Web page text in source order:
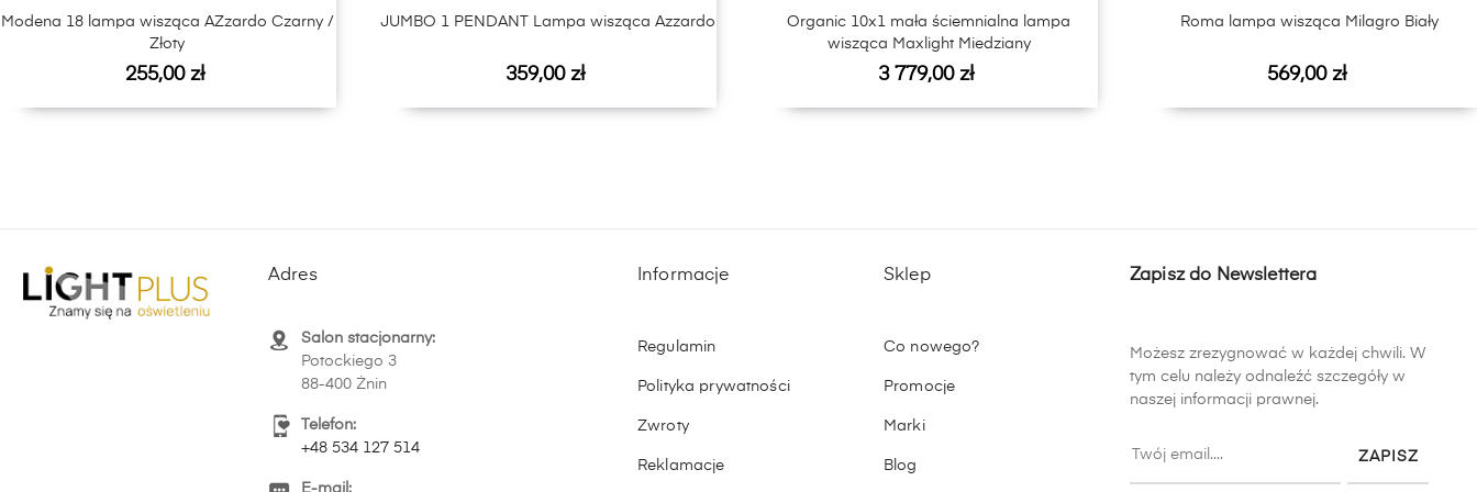
Modena 18 lampa wisząca AZzardo Czarny /
Złoty
Cena
255,00 zł
JUMBO 1 PENDANT Lampa wisząca Azzardo
Cena
359,00 zł
Organic 10x1 mała ściemnialna lampa
wisząca Maxlight Miedziany
Cena
3 779,00 zł
Roma lampa wisząca Milagro Biały
Cena
569,00 zł
Adres
Salon stacjonarny:
Potockiego 3
88-400 Żnin
Telefon:
+48 534 127 514
E-mail:
Informacje
Regulamin
Polityka prywatności
Zwroty
Reklamacje
Sklep
Co nowego?
Promocje
Marki
Blog
Zapisz do Newslettera
Możesz zrezygnować w każdej chwili. W
tym celu należy odnaleźć szczegóły w
naszej informacji prawnej.
ZAPISZ